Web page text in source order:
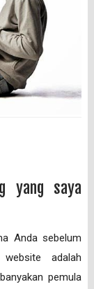
yang saya
Anda sebelum
adalah
pemula